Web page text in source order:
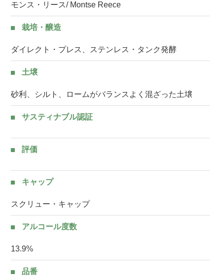
モンス・リース/ Montse Reece
栽培・醸造
ダイレクト・プレス、ステンレス・タンク発酵
土壌
砂利、シルト、ロームがバランスよく混ざった土壌
サスティナブル認証
評価
キャップ
スクリュー・キャップ
アルコール度数
13.9%
品番